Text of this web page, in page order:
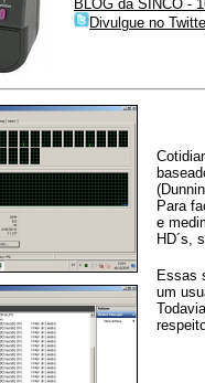
BLOG da SINCO -
Divulgue no
Para
e
HD´s,
Essas
um